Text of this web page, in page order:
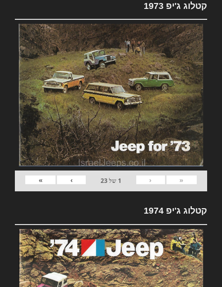
קטלוג ג'יפ 1973
«
‹
1 של23
›
»
קטלוג ג'יפ 1974